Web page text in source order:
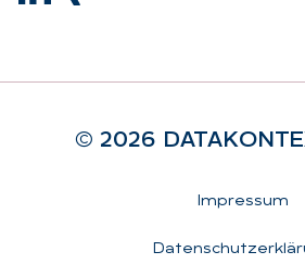
© 2026
Impressum